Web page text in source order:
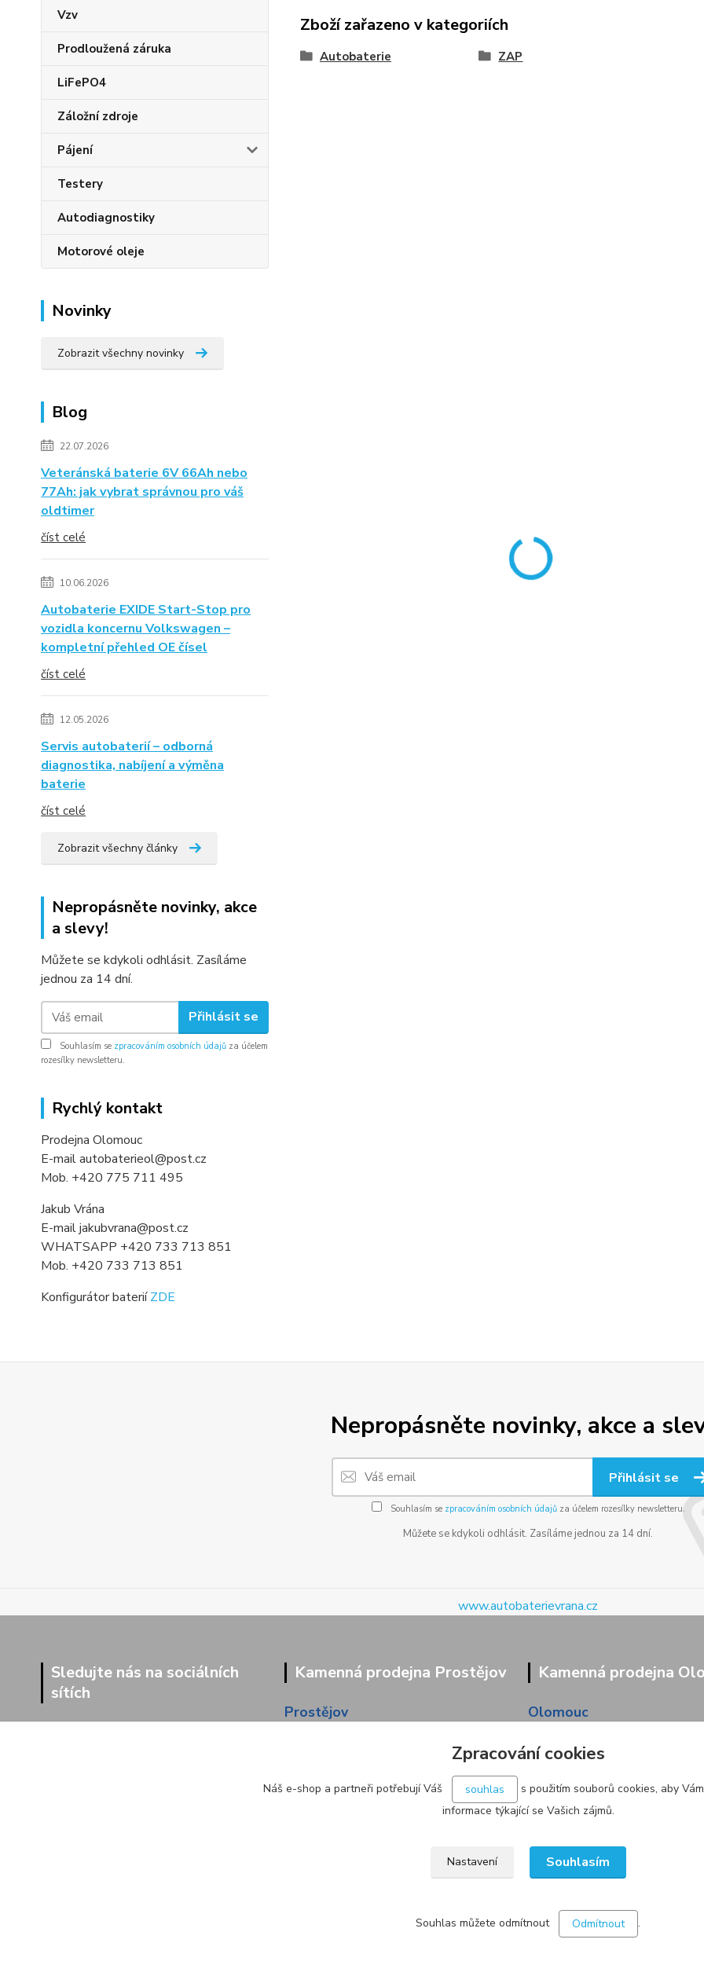
Vzv
Prodloužená záruka
LiFePO4
Záložní zdroje
Pájení
Testery
Autodiagnostiky
Motorové oleje
Novinky
Zobrazit všechny novinky
Blog
22.07.2026
Veteránská baterie 6V 66Ah nebo
77Ah: jak vybrat správnou pro váš
oldtimer
číst celé
10.06.2026
Autobaterie EXIDE Start-Stop pro
vozidla koncernu Volkswagen –
kompletní přehled OE čísel
číst celé
12.05.2026
Servis autobaterií – odborná
diagnostika, nabíjení a výměna
baterie
číst celé
Zobrazit všechny články
Nepropásněte novinky, akce
a slevy!
Můžete se kdykoli odhlásit. Zasíláme
jednou za 14 dní.
Přihlásit se
Souhlasím se zpracováním osobních údajů za účelem
rozesílky newsletteru.
Rychlý kontakt
Prodejna Olomouc
E-mail autobaterieol@post.cz
Mob. +420 775 711 495
Jakub Vrána
E-mail jakubvrana@post.cz
WHATSAPP +420 733 713 851
Mob. +420 733 713 851
Konfigurátor bateriíZDE
Zboží zařazeno v kategoriích
Autobaterie ZAP
Nepropásněte novinky, akce a
Přihlásit se
Souhlasím se zpracováním osobních údajůza účelem rozesílky newsletteru.
Můžete se kdykoli odhlásit. Zasíláme jednou za 14 dní.
www.autobaterievrana.cz
Sledujte nás na sociálních
sítích
Kamenná prodejna Prostějov
Prostějov
Kamenná prodejna
Olomouc
Zpracování cookies
Náš e-shop a partneři potřebují Váš souhlas
s použitím souborů cookies, aby
informace týkající se Vašich zájmů.
Nastavení Souhlasím
Souhlas můžete odmítnout Odmítnout .